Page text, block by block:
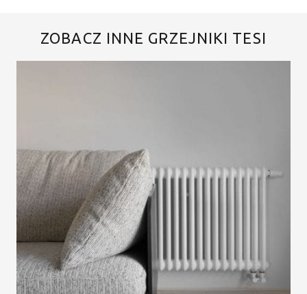
ZOBACZ INNE GRZEJNIKI TESI